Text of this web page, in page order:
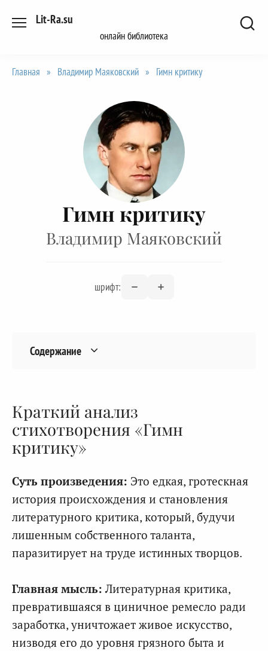
Lit-Ra.su
онлайн библиотека
Главная » Владимир Маяковский » Гимн критику
Гимн критику
Владимир Маяковский
шрифт:
Содержание
Краткий анализ
стихотворения «Гимн
критику»
Суть произведения: Это едкая, гротескная
история происхождения и становления
литературного критика, который, будучи
лишенным собственного таланта,
паразитирует на труде истинных творцов.
Главная мысль: Литературная критика,
превратившаяся в циничное ремесло ради
заработка, уничтожает живое искусство,
низводя его до уровня грязного быта и